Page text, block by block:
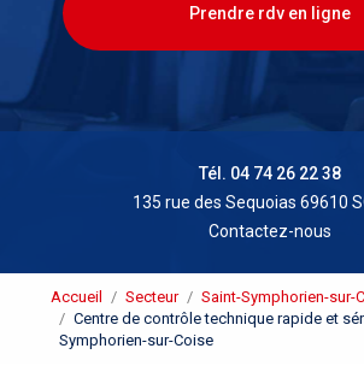
Prendre rdv en ligne
Tél. 04 74 26 22 38
135 rue des Sequoias 69610
Contactez-nous
Accueil Secteur
Saint-Symphorien-sur-
Centre de contrôle technique rapide et
Symphorien-sur-Coise